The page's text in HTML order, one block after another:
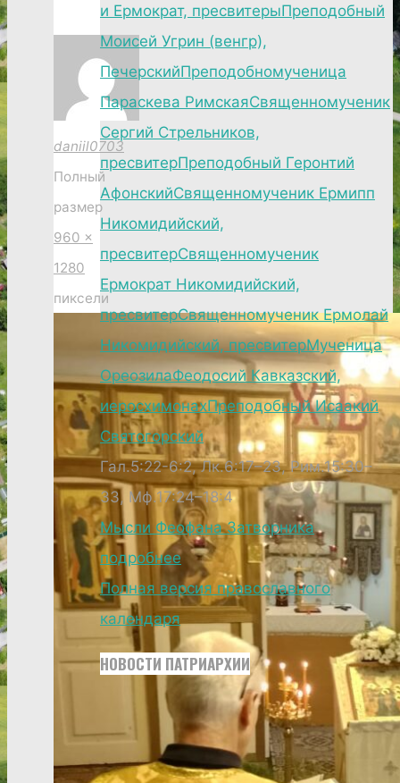
daniil0703
Полный
размер
960 ×
1280
пиксели
и Ермократ, пресвитерыПреподобный
Моисей Угрин (венгр),
ПечерскийПреподобномученица
Параскева РимскаяСвященномученик
Сергий Стрельников,
пресвитерПреподобный Геронтий
АфонскийСвященномученик Ермипп
Никомидийский,
пресвитерСвященномученик
Ермократ Никомидийский,
пресвитерСвященномученик Ермолай
Никомидийский, пресвитерМученица
ОреозилаФеодосий Кавказский,
иеросхимонахПреподобный Исаакий
Святогорский
Гал.5:22-6:2, Лк.6:17–23, Рим.15:30–
33, Мф.17:24–18:4
Мысли Феофана Затворника
подробнее
Полная версия православного
календаря
НОВОСТИ ПАТРИАРХИИ